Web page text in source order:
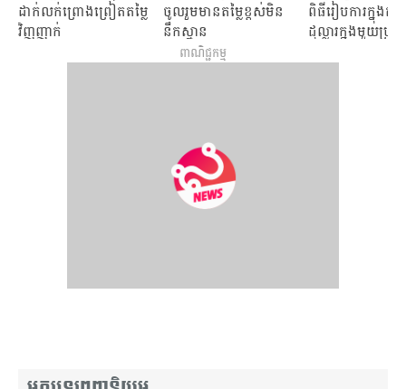
ដាក់លក់ព្រោងព្រៀតតម្លៃ
វិញញាក់
ចូលរួមមានតម្លៃខ្ពស់មិន
នឹកស្មាន
ពិធីរៀបការក្នុងតម្
ដុល្លារក្នុងមួយប្រអ
ពាណិជ្ជកម្ម